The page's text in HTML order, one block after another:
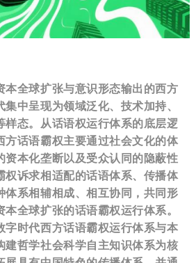
本全球扩张与意识形态输出的西方
中呈现为领域泛化、技术加持、
样态。从话语权运行体系的底层逻
方话语霸权主要通过社会文化的体
资本化垄断以及受众认同的隐蔽性
权诉求相适配的话语体系、传播体
体系相辅相成、相互协同，共同形
全球扩张的话语霸权运行体系。
字时代西方话语霸权运行体系与本
建哲学社会科学自主知识体系为核